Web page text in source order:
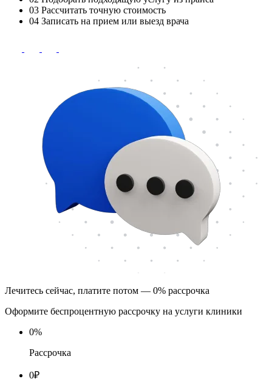
03 Рассчитать точную стоимость
04 Записать на прием или выезд врача
Лечитесь сейчас, платите потом — 0% рассрочка
Оформите беспроцентную рассрочку на услуги клиники
0%
Рассрочка
0₽